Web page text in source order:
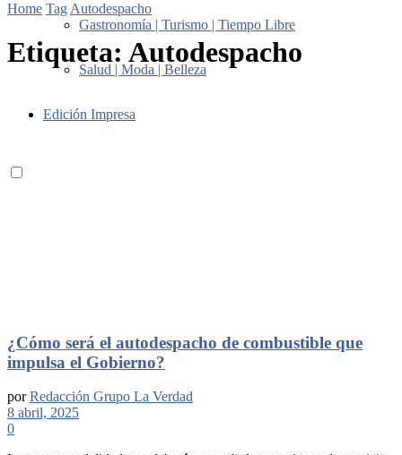
Gastronomía | Turismo | Tiempo Libre
Salud | Moda | Belleza
Edición Impresa
Home Tag Autodespacho
Etiqueta: Autodespacho
¿Cómo será el autodespacho de combustible que
impulsa el Gobierno?
por Redacción Grupo La Verdad
8 abril, 2025
0